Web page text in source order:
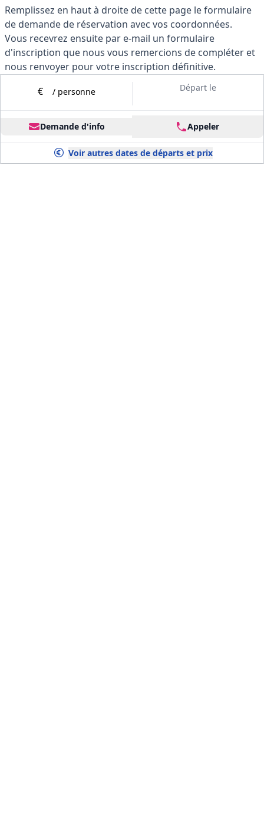
Remplissez en haut à droite de cette page le formulaire
de demande de réservation avec vos coordonnées.
Vous recevrez ensuite par e-mail un formulaire
d'inscription que nous vous remercions de compléter et
nous renvoyer pour votre inscription définitive.
Pour les abonnés Le Soir, merci de mentionner sur ce
formulaire votre nr d'abonné afin de bénéficier du
Privilège.
Pour toute autre information, contactez-nous par
9H à 17H ou envoyez-nous un e-mail à
info@vacancesweb.be
€ / personne Départ le
Demande d'info Appeler
Voir autres dates de départs et prix